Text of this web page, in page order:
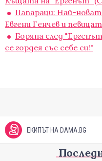
Папараци: Най-
Евгени Генчев и
Боряна след
се гордея със себе си!"
ЕКИПЪТ НА DAMA.BG